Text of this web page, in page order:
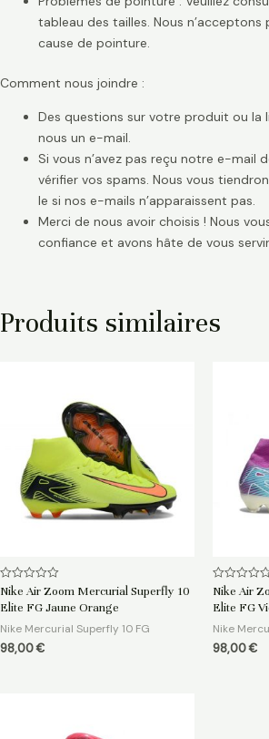
tableau des tailles. Nous
cause de pointure.
Comment nous joindre :
Des questions sur votre produit ou la
nous un e-mail.
Si vous n’avez pas reçu notre e-mail
vérifier vos spams. Nous vous
le si nos e-mails n’apparaissent pas.
Merci de nous avoir choisis ! Nous
confiance et avons hâte de vous
Produits similaires
Note
sur
Nike Air Zoom Mercurial Superfly 10
Elite FG Jaune Orange
Nike Mercurial Superfly 10 FG
98,00€
Note
sur
Nike Air
Elite FG
Nike
98,00€